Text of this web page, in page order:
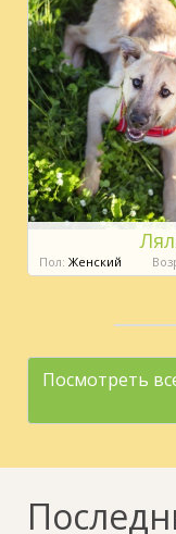
Пол: Женский
Посмотреть